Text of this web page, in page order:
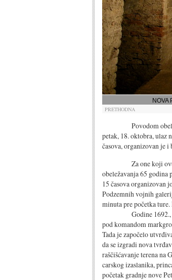
NOVA
PRETHODNA
Povodom
petak, 18. oktobra, ulaz
časova, organizovan je
Za one koji ovu
obeležavanja 65 godina
15 časova organizovan
Podzemnih vojnih
minuta pre početka
Godine 1692.,
pod komandom
Tada je započelo
da se izgradi nova
raščišćavanje terena
carskog izaslanika,
početak gradnje nove